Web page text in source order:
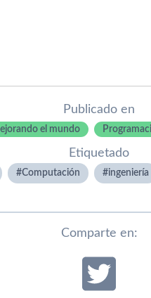
Publicado en
el mundo
Etiquetado
Computación ingenierí­a
Comparte en: